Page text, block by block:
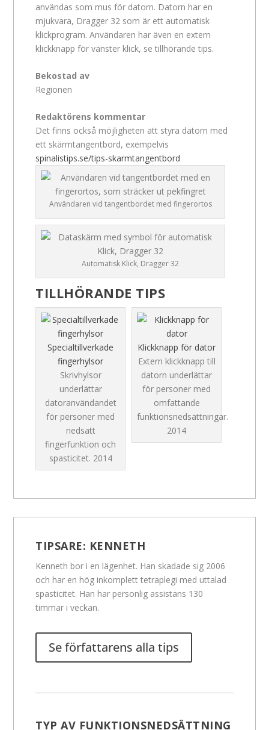
användas som mus för datorn. Datorn har en
mjukvara, Dragger 32 som är ett automatisk
klickprogram. Användaren har även en extern
klickknapp för vänster klick, se tillhörande tips.
Bekostad av
Regionen
Redaktörens kommentar
Det finns också möjligheten att styra datorn med
ett skärmtangentbord, exempelvis
spinalistips.se/tips-skarmtangentbord
Användaren vid tangentbordet med fingerortos
Automatisk Klick, Dragger 32
TILLHÖRANDE TIPS
Specialtillverkade
fingerhylsor
Skrivhylsor
underlättar
datoranvändandet
för personer med
nedsatt
fingerfunktion och
spasticitet. 2014
Klickknapp för dator
Extern klickknapp till
datorn underlättar
för personer med
omfattande
funktionsnedsättningar.
2014
TIPSARE: KENNETH
Kenneth bor i en lägenhet. Han skadade sig 2006
och har en hög inkomplett tetraplegi med uttalad
spasticitet. Han har personlig assistans 130
timmar i veckan.
Se författarens alla tips
TYP AV FUNKTIONSNEDSÄTTNING